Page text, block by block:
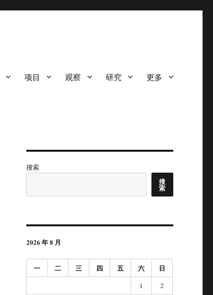
项目 观察 研究 更多
搜索
搜
索
2026 年 8 月
一 二 三 四 五 六 日
1
2